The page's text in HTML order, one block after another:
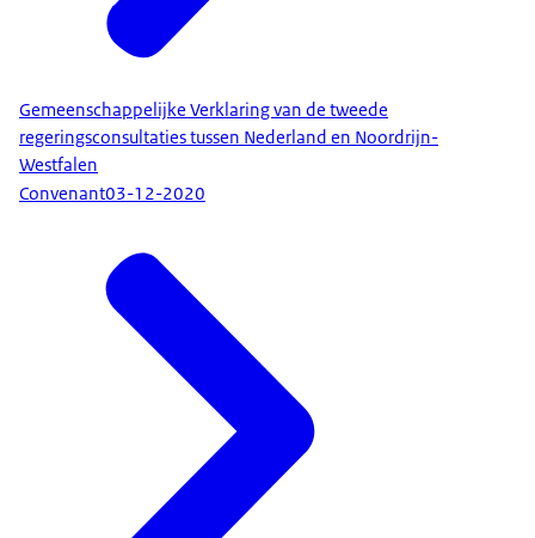
Gemeenschappelijke Verklaring van de tweede
regeringsconsultaties tussen Nederland en Noordrijn-
Westfalen
Convenant03-12-2020